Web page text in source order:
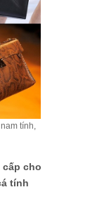
tính,
cấp cho
tính